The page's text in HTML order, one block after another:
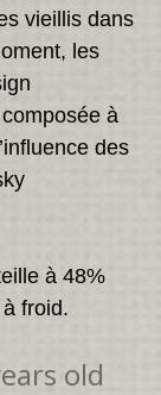
vieillis dans
les
à
des
à 48%
froid.
old